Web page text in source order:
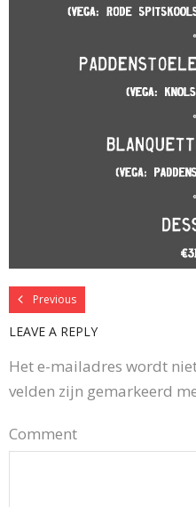
Previous
LEAVE A REPLY
Het e-mailadres wordt
velden zijn gemarkeerd
Comment